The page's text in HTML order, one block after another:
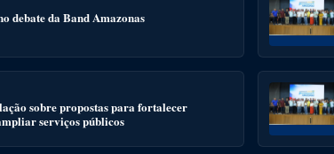
debate da Band Amazonas
sobre propostas para fortalecer
serviços públicos